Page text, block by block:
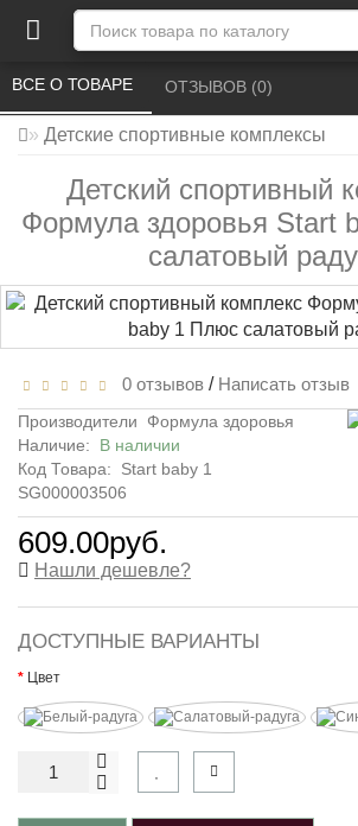
Детские спортивные комплексы
Детский спортивный
Формула здоровья Start
салатовый
ВСЕ О ТОВАРЕ ОТЗЫВОВ (0)
0 отзывов / Написать отзыв
Производители
Формула здоровья
Наличие: В наличии
Код Товара:
Start baby 1
SG000003506
609.00руб.
Нашли дешевле?
ДОСТУПНЫЕ ВАРИАНТЫ
Цвет